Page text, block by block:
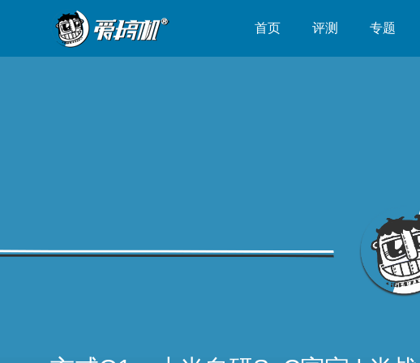
首页 评测 专题